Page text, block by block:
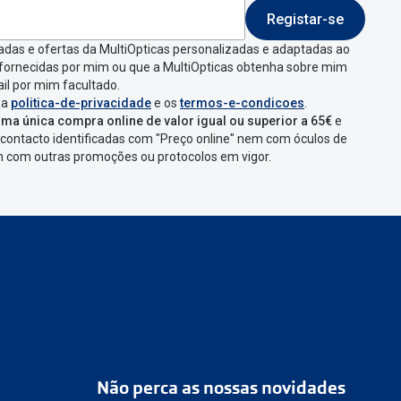
aparecer e
num ponto
com
Registar-se
e ofertas da MultiOpticas personalizadas e adaptadas ao
por mim ou que a MultiOpticas obtenha sobre mim
por mim facultado.
politica-de-privacidadee ostermos-e-condicoes.
única compra online de valor igual ou superior a 65€e
identificadas com "Preço online" nem com óculos de
outras promoções ou protocolos em vigor.
Não perca as nossas novidades